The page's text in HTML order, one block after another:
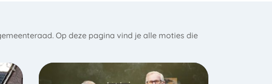
Op deze pagina vind je alle moties die